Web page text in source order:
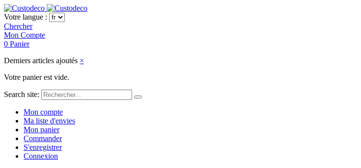
Votre langue :
Chercher
Mon Compte
0 Panier
Derniers articles ajoutés ×
Votre panier est vide.
Search site:
Mon compte
Ma liste d'envies
Mon panier
Commander
S'enregistrer
Connexion